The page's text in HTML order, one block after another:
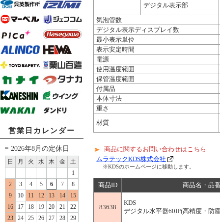
営業日カレンダー
2026年8月の定休日
日 月 火 水 木 金
土
1
2
3 4 5 6 7
8
9
10 11 12 13 14
15
16
17 18 19 20 21
22
23
24 25 26 27 28
29
デジタル表示部
気泡管数
デジタル表示ディスプレイ数
最小表示単位
表示安定時間
電源
使用温度範囲
保管温度範囲
付属品
本体寸法
重さ
材質
商品に関するお問い合わせはこちら
ムラテックKDS株式会社
※KDSのホームページに移動します。
商品ID 商品名・品
83638
KDS
デジタル水平器60IP(高精度・防